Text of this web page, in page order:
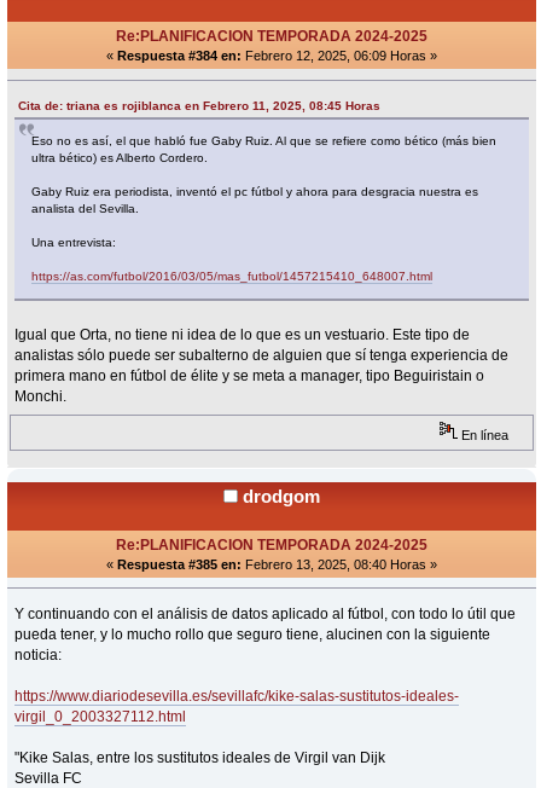
Re:PLANIFICACION TEMPORADA 2024-2025
« Respuesta #384 en: Febrero 12, 2025, 06:09 Horas »
Cita de: triana es rojiblanca en Febrero 11, 2025, 08:45 Horas
Eso no es así, el que habló fue Gaby Ruiz. Al que se refiere como bético (más bien
ultra bético) es Alberto Cordero.
Gaby Ruiz era periodista, inventó el pc fútbol y ahora para desgracia nuestra es
analista del Sevilla.
Una entrevista:
https://as.com/futbol/2016/03/05/mas_futbol/1457215410_648007.html
Igual que Orta, no tiene ni idea de lo que es un vestuario. Este tipo de
analistas sólo puede ser subalterno de alguien que sí tenga experiencia de
primera mano en fútbol de élite y se meta a manager, tipo Beguiristain o
Monchi.
En línea
drodgom
Re:PLANIFICACION TEMPORADA 2024-2025
« Respuesta #385 en: Febrero 13, 2025, 08:40 Horas »
Y continuando con el análisis de datos aplicado al fútbol, con todo lo útil que
pueda tener, y lo mucho rollo que seguro tiene, alucinen con la siguiente
noticia:
https://www.diariodesevilla.es/sevillafc/kike-salas-sustitutos-ideales-
virgil_0_2003327112.html
"Kike Salas, entre los sustitutos ideales de Virgil van Dijk
Sevilla FC